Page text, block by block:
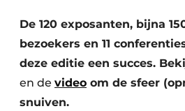
De 120 exposanten, bijna
bezoekers en 11
deze editie een succes.
en de video om de sfeer
snuiven.